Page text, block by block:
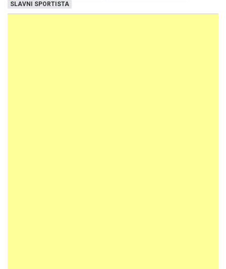
SLAVNI SPORTISTA